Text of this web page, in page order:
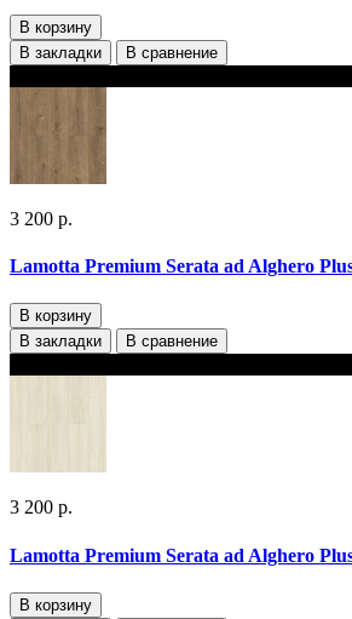
В корзину
В закладки
В сравнение
3 200 р.
Lamotta Premium Serata ad Alghero
В корзину
В закладки
В сравнение
3 200 р.
Lamotta Premium Serata ad Alghero
В корзину